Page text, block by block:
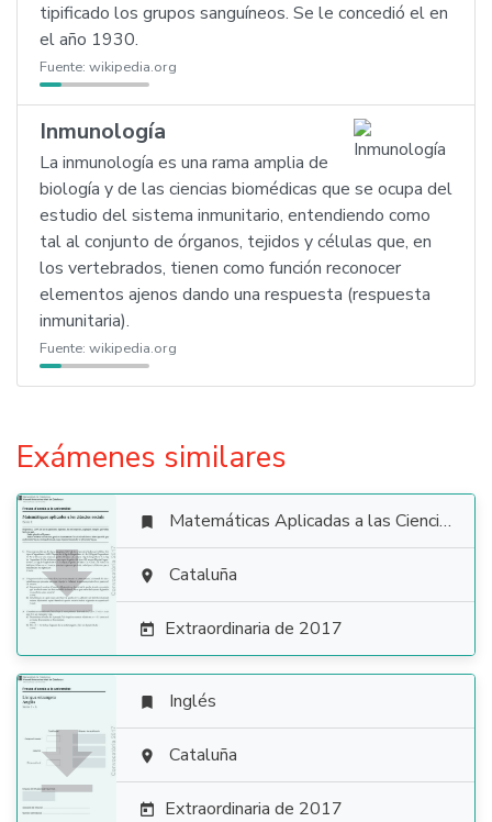
tipificado los grupos sanguíneos. Se le concedió el en
el año 1930.
Fuente: wikipedia.org
Inmunología
La inmunología es una rama amplia de
biología y de las ciencias biomédicas que se ocupa del
estudio del sistema inmunitario, entendiendo como
tal al conjunto de órganos, tejidos y células que, en
los vertebrados, tienen como función reconocer
elementos ajenos dando una respuesta (respuesta
inmunitaria).
Fuente: wikipedia.org
Exámenes similares

 Matemáticas Aplicadas a las Ciencias Sociales
 Cataluña
 Extraordinaria de 2017

 Inglés
 Cataluña
 Extraordinaria de 2017